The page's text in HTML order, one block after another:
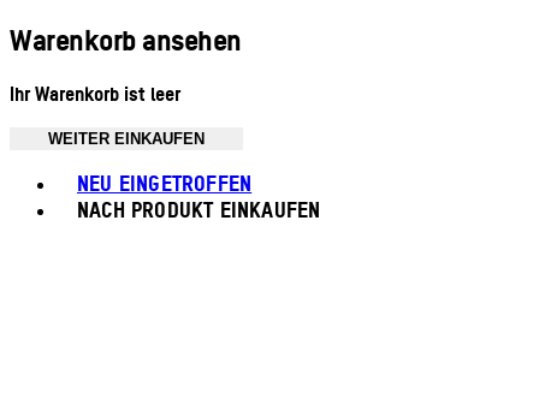
Warenkorb ansehen
Ihr Warenkorb ist leer
WEITER EINKAUFEN
NEU EINGETROFFEN
NACH PRODUKT EINKAUFEN